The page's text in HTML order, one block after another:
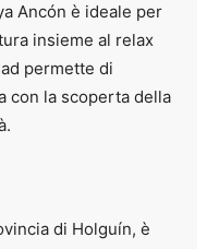
Ancón è ideale per
insieme al relax
permette di
con la scoperta della
di Holguín, è